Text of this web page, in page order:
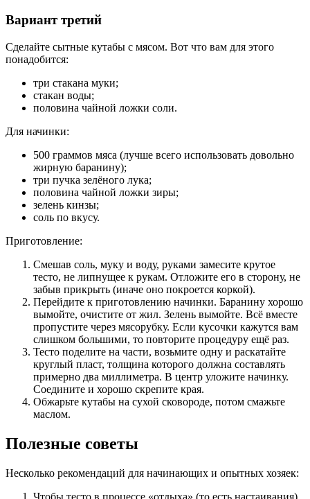
Вариант третий
Сделайте сытные кутабы с мясом. Вот что вам для этого
понадобится:
три стакана муки;
стакан воды;
половина чайной ложки соли.
Для начинки:
500 граммов мяса (лучше всего использовать довольно
жирную баранину);
три пучка зелёного лука;
половина чайной ложки зиры;
зелень кинзы;
соль по вкусу.
Приготовление:
Смешав соль, муку и воду, руками замесите крутое
тесто, не липнущее к рукам. Отложите его в сторону, не
забыв прикрыть (иначе оно покроется коркой).
Перейдите к приготовлению начинки. Баранину хорошо
вымойте, очистите от жил. Зелень вымойте. Всё вместе
пропустите через мясорубку. Если кусочки кажутся вам
слишком большими, то повторите процедуру ещё раз.
Тесто поделите на части, возьмите одну и раскатайте
круглый пласт, толщина которого должна составлять
примерно два миллиметра. В центр уложите начинку.
Соедините и хорошо скрепите края.
Обжарьте кутабы на сухой сковороде, потом смажьте
маслом.
Полезные советы
Несколько рекомендаций для начинающих и опытных хозяек:
Чтобы тесто в процессе «отдыха» (то есть настаивания)